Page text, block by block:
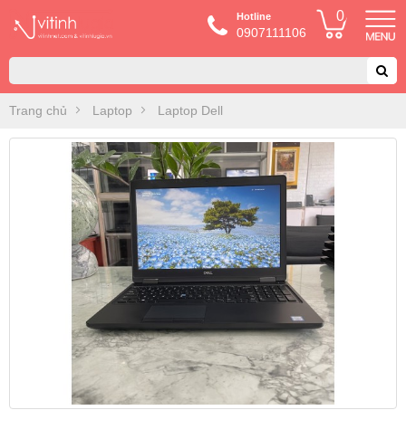
Hotline
0907111106
0
Trang chủ Laptop Laptop Dell